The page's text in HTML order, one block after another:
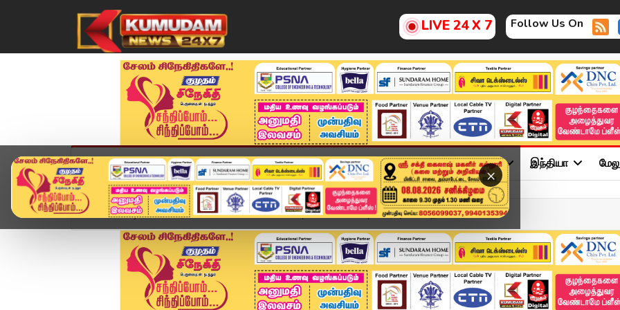
LIVE 24 X 7 Follow Us On
×
முகப்பு விளையாட்டு அண்மை தமிழ்நாடு சினிமா அரசியல் விளையாட்டு இந்தியா
Home வீடியோ ஸ்டோரி SPEED NEWS TAMIL | 12 DEC 2025 | விரைவுச் செய்த...